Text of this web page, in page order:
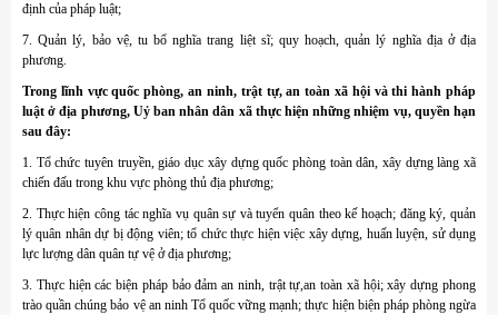
định của pháp luật;
7. Quản lý, bảo vệ, tu bổ nghĩa trang liệt sĩ; quy hoạch, quản lý nghĩa địa ở địa
phương.
Trong lĩnh vực quốc phòng, an ninh, trật tự, an toàn xã hội và thi hành pháp
luật ở địa phương, Uỷ ban nhân dân xã thực hiện những nhiệm vụ, quyền hạn
sau đây:
1. Tổ chức tuyên truyền, giáo dục xây dựng quốc phòng toàn dân, xây dựng làng xã
chiến đấu trong khu vực phòng thủ địa phương;
2. Thực hiện công tác nghĩa vụ quân sự và tuyển quân theo kế hoạch; đăng ký, quản
lý quân nhân dự bị động viên; tổ chức thực hiện việc xây dựng, huấn luyện, sử dụng
lực lượng dân quân tự vệ ở địa phương;
3. Thực hiện các biện pháp bảo đảm an ninh, trật tự,an toàn xã hội; xây dựng phong
trào quần chúng bảo vệ an ninh Tổ quốc vững mạnh; thực hiện biện pháp phòng ngừa